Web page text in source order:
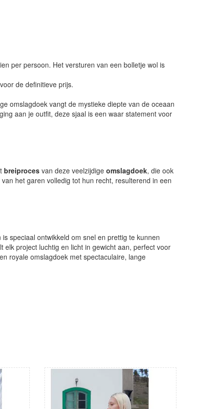
per persoon. Het versturen van een bolletje wol is
de definitieve prijs.
omslagdoek vangt de mystieke diepte van de oceaan
aan je outfit, deze sjaal is een waar statement voor
breiproces van deze veelzijdige omslagdoek, die ook
het garen volledig tot hun recht, resulterend in een
speciaal ontwikkeld om snel en prettig te kunnen
project luchtig en licht in gewicht aan, perfect voor
royale omslagdoek met spectaculaire, lange